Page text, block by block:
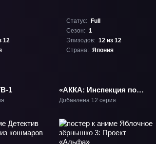
12
1
Статус:
Full
Сезон: 1
Эпизодов: 12 из 12
Страна: Япония
«АККА: Инспекция по
13 округам» ТВ-1
Добавлена 12 серия